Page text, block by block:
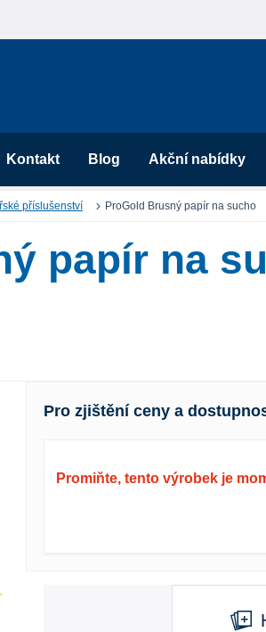
Kontakt Blog Akční nabídky
příslušenství ProGold Brusný papír na sucho
papír na
Pro zjištění ceny a
Promiňte, tento výrobek je